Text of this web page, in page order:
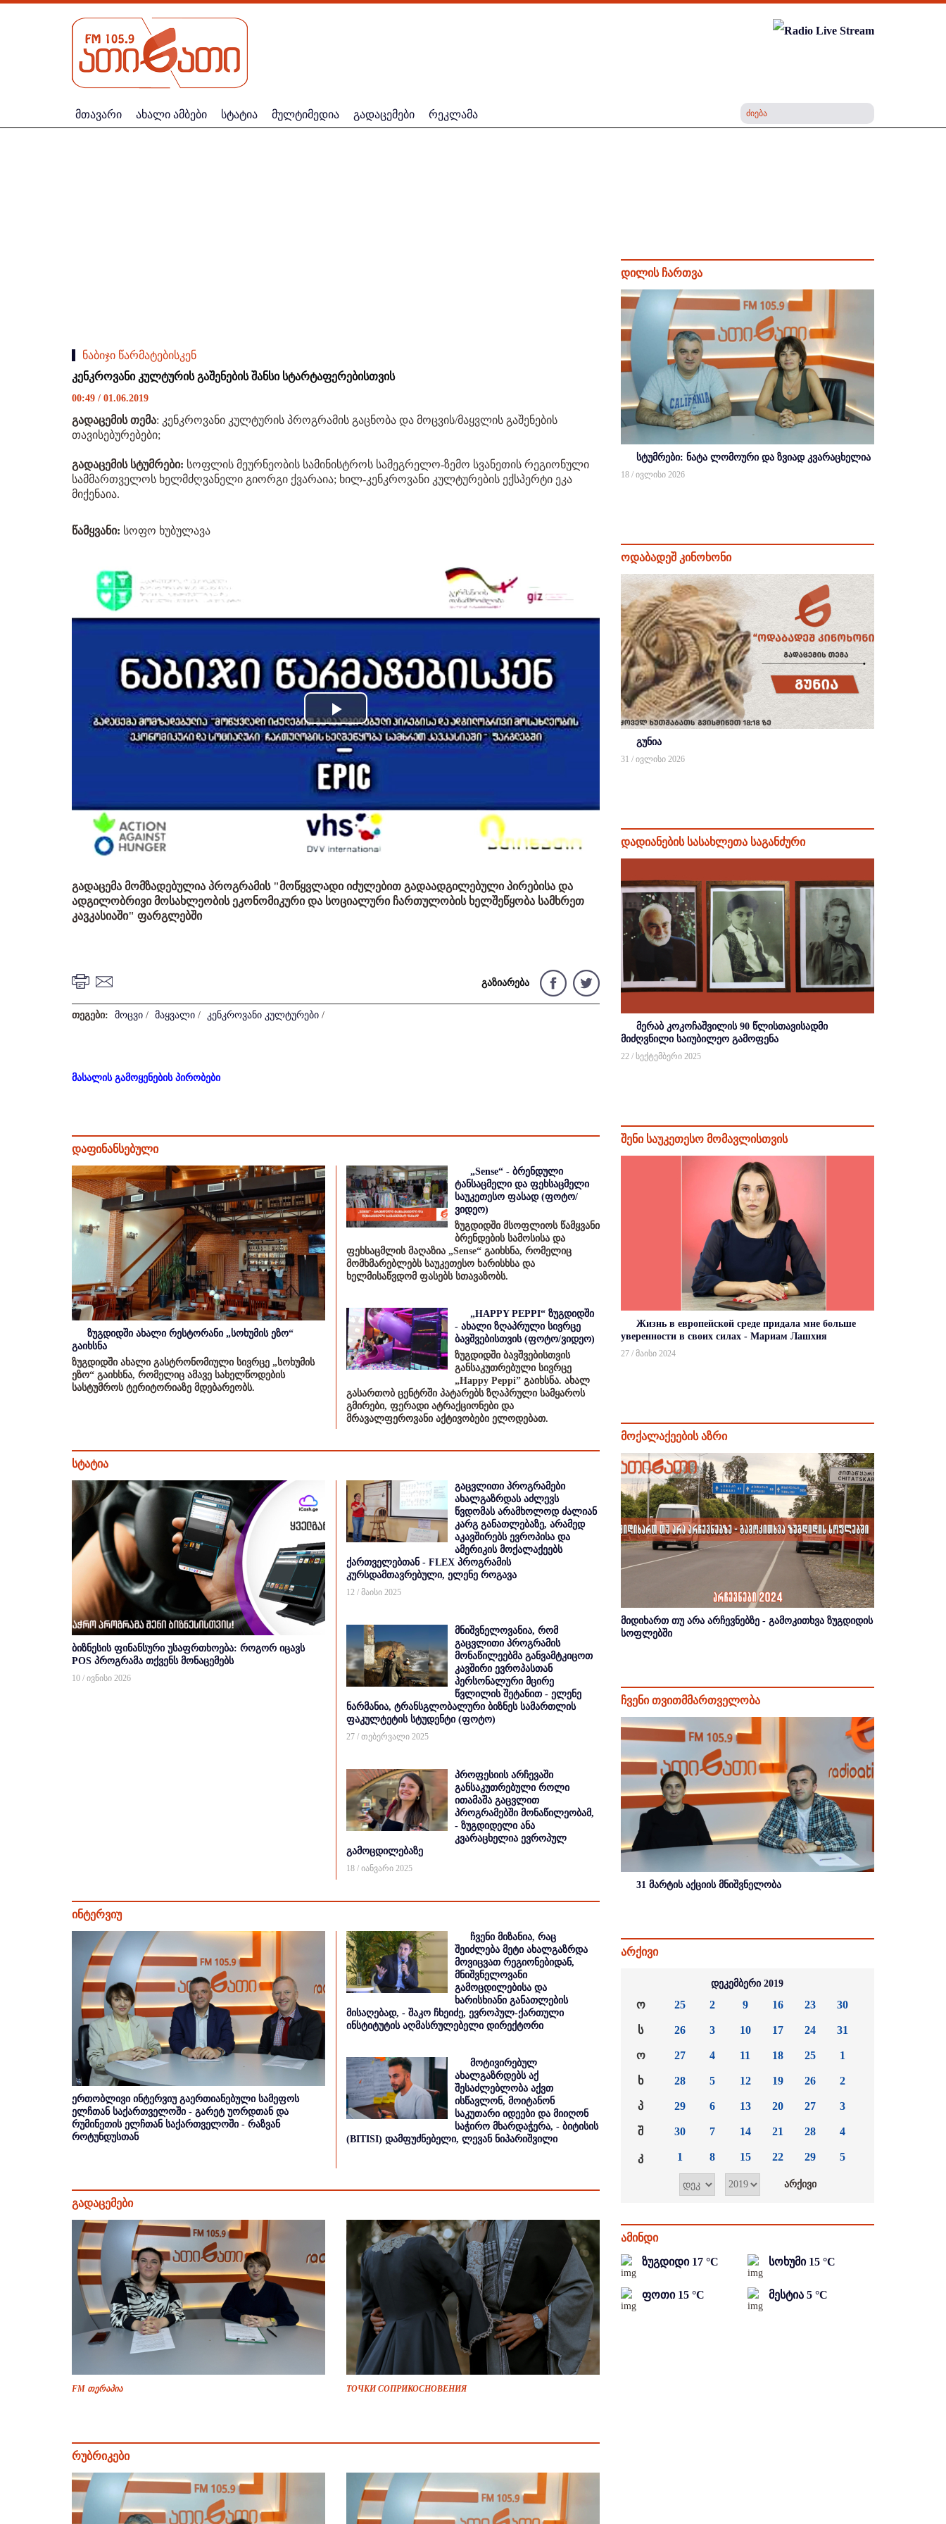
მთავარი ახალი ამბები სტატია მულტიმედია გადაცემები რეკლამა
ნაბიჯი წარმატებისკენ
კენკროვანი კულტურის გაშენების შანსი სტარტაფერებისთვის
00:49 / 01.06.2019
გადაცემის თემა: კენკროვანი კულტურის პროგრამის გაცნობა და მოცვის/მაყვლის გაშენების
თავისებურებები;
გადაცემის სტუმრები: სოფლის მეურნეობის სამინისტროს სამეგრელო-ზემო სვანეთის რეგიონული
სამმართველოს ხელმძღვანელი გიორგი ქვარაია; ხილ-კენკროვანი კულტურების ექსპერტი ეკა
მიქენაია.
წამყვანი: სოფო ხუბულავა
Play
Video
გადაცემა მომზადებულია პროგრამის "მოწყვლადი იძულებით გადაადგილებული პირებისა და
ადგილობრივი მოსახლეობის ეკონომიკური და სოციალური ჩართულობის ხელშეწყობა სამხრეთ
კავკასიაში" ფარგლებში
გაზიარება
თეგები: მოცვი / მაყვალი / კენკროვანი კულტურები /
მასალის გამოყენების პირობები
დაფინანსებული
ზუგდიდში ახალი რესტორანი „სოხუმის ეზო“
გაიხსნა
ზუგდიდში ახალი გასტრონომიული სივრცე „სოხუმის
ეზო“ გაიხსნა, რომელიც ამავე სახელწოდების
სასტუმროს ტერიტორიაზე მდებარეობს.
„Sense“ - ბრენდული
ტანსაცმელი და ფეხსაცმელი
საუკეთესო ფასად (ფოტო/
ვიდეო)
ზუგდიდში მსოფლიოს წამყვანი
ბრენდების სამოსისა და
ფეხსაცმლის მაღაზია „Sense“ გაიხსნა, რომელიც
მომხმარებლებს საუკეთესო ხარისხსა და
ხელმისაწვდომ ფასებს სთავაზობს.
„HAPPY PEPPI“ ზუგდიდში
- ახალი ზღაპრული სივრცე
ბავშვებისთვის (ფოტო/ვიდეო)
ზუგდიდში ბავშვებისთვის
განსაკუთრებული სივრცე
„Happy Peppi” გაიხსნა. ახალ
გასართობ ცენტრში პატარებს ზღაპრული სამყაროს
გმირები, ფერადი ატრაქციონები და
მრავალფეროვანი აქტივობები ელოდებათ.
სტატია
ბიზნესის ფინანსური უსაფრთხოება: როგორ იცავს
POS პროგრამა თქვენს მონაცემებს
10 / ივნისი 2026
გაცვლითი პროგრამები
ახალგაზრდას აძლევს
წვდომას არამხოლოდ ძალიან
კარგ განათლებაზე, არამედ
აკავშირებს ევროპისა და
ამერიკის მოქალაქეებს
ქართველებთან - FLEX პროგრამის
კურსდამთავრებული, ელენე როგავა
12 / მაისი 2025
მნიშვნელოვანია, რომ
გაცვლითი პროგრამის
მონაწილეებმა განვამტკიცოთ
კავშირი ევროპასთან
პერსონალური მცირე
წვლილის შეტანით - ელენე
ნარმანია, ტრანსგლობალური ბიზნეს სამართლის
ფაკულტეტის სტუდენტი (ფოტო)
27 / თებერვალი 2025
პროფესიის არჩევაში
განსაკუთრებული როლი
ითამაშა გაცვლით
პროგრამებში მონაწილეობამ,
- ზუგდიდელი ანა
კვარაცხელია ევროპულ
გამოცდილებაზე
18 / იანვარი 2025
ინტერვიუ
ერთობლივი ინტერვიუ გაერთიანებული სამეფოს
ელჩთან საქართველოში - გარეტ უორდთან და
რუმინეთის ელჩთან საქართველოში - რაზვან
როტუნდუსთან
ჩვენი მიზანია, რაც
შეიძლება მეტი ახალგაზრდა
მოვიცვათ რეგიონებიდან,
მნიშვნელოვანი
გამოცდილებისა და
ხარისხიანი განათლების
მისაღებად, - შაკო ჩხეიძე, ევროპულ-ქართული
ინსტიტუტის აღმასრულებელი დირექტორი
მოტივირებულ
ახალგაზრდებს აქ
შესაძლებლობა აქვთ
ისწავლონ, მოიტანონ
საკუთარი იდეები და მიიღონ
საჭირო მხარდაჭერა, - ბიტისის
(BITISI) დამფუძნებელი, ლევან ნიპარიშვილი
გადაცემები
FM თერაპია ТОЧКИ СОПРИКОСНОВЕНИЯ
რუბრიკები
დილის ჩართვა
სტუმრები: ნატა ლომოური და ზვიად კვარაცხელია
18 / ივლისი 2026
ოდაბადეშ კინოხონი
გუნია
31 / ივლისი 2026
დადიანების სასახლეთა საგანძური
მერაბ კოკოჩაშვილის 90 წლისთავისადმი
მიძღვნილი საიუბილეო გამოფენა
22 / სექტემბერი 2025
შენი საუკეთესო მომავლისთვის
Жизнь в европейской среде придала мне больше
уверенности в своих силах - Мариам Лашхия
27 / მაისი 2024
მოქალაქეების აზრი
მიდიხართ თუ არა არჩევნებზე - გამოკითხვა ზუგდიდის
სოფლებში
ჩვენი თვითმმართველობა
31 მარტის აქციის მნიშვნელობა
არქივი
დეკემბერი 2019
ო
ს
ო
ხ
პ
შ
კ
25
26
27
28
29
30
1
2
3
4
5
6
7
8
9
10
11
12
13
14
15
16
17
18
19
20
21
22
23
24
25
26
27
28
29
30
31
1
2
3
4
5
ამინდი
ზუგდიდი 17 °C სოხუმი 15 °C
ფოთი 15 °C მესტია 5 °C